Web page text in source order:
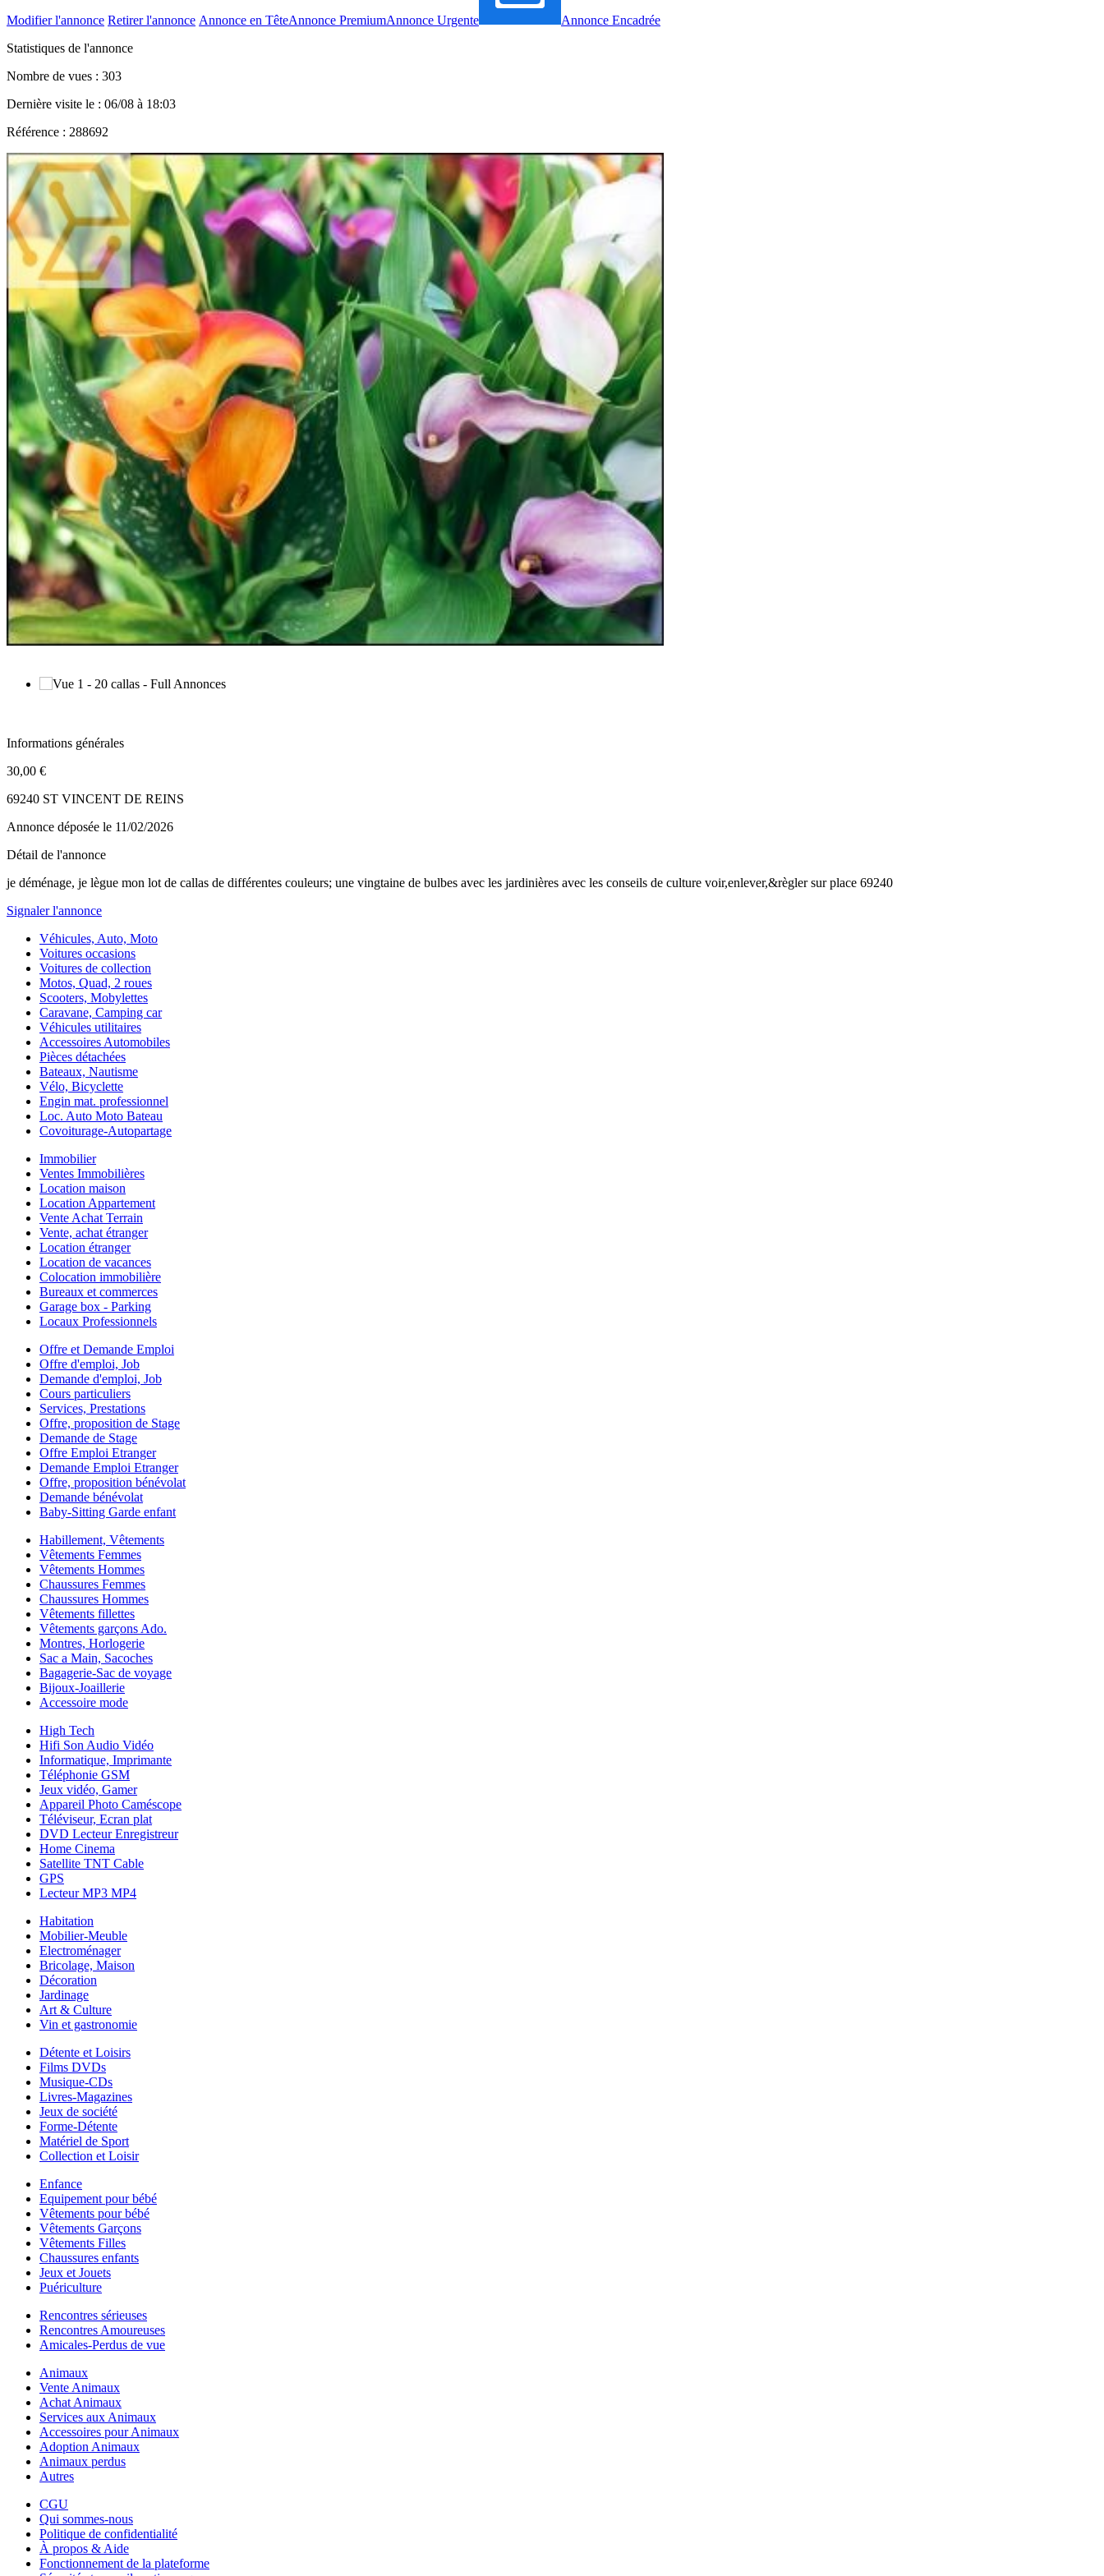
Modifier l'annonce Retirer l'annonce Annonce en TêteAnnonce PremiumAnnonce Urgente
Annonce Encadrée
Statistiques de l'annonce
Nombre de vues : 303
Dernière visite le : 06/08 à 18:03
Référence : 288692
Informations générales
30,00 €
69240 ST VINCENT DE REINS
Annonce déposée le 11/02/2026
Détail de l'annonce
je déménage, je lègue mon lot de callas de différentes couleurs; une vingtaine de bulbes avec les jardinières avec les conseils de culture voir,enlever,&règler sur place 69240
Signaler l'annonce
Véhicules, Auto, Moto
Voitures occasions
Voitures de collection
Motos, Quad, 2 roues
Scooters, Mobylettes
Caravane, Camping car
Véhicules utilitaires
Accessoires Automobiles
Pièces détachées
Bateaux, Nautisme
Vélo, Bicyclette
Engin mat. professionnel
Loc. Auto Moto Bateau
Covoiturage-Autopartage
Immobilier
Ventes Immobilières
Location maison
Location Appartement
Vente Achat Terrain
Vente, achat étranger
Location étranger
Location de vacances
Colocation immobilière
Bureaux et commerces
Garage box - Parking
Locaux Professionnels
Offre et Demande Emploi
Offre d'emploi, Job
Demande d'emploi, Job
Cours particuliers
Services, Prestations
Offre, proposition de Stage
Demande de Stage
Offre Emploi Etranger
Demande Emploi Etranger
Offre, proposition bénévolat
Demande bénévolat
Baby-Sitting Garde enfant
Habillement, Vêtements
Vêtements Femmes
Vêtements Hommes
Chaussures Femmes
Chaussures Hommes
Vêtements fillettes
Vêtements garçons Ado.
Montres, Horlogerie
Sac a Main, Sacoches
Bagagerie-Sac de voyage
Bijoux-Joaillerie
Accessoire mode
High Tech
Hifi Son Audio Vidéo
Informatique, Imprimante
Téléphonie GSM
Jeux vidéo, Gamer
Appareil Photo Caméscope
Téléviseur, Ecran plat
DVD Lecteur Enregistreur
Home Cinema
Satellite TNT Cable
GPS
Lecteur MP3 MP4
Habitation
Mobilier-Meuble
Electroménager
Bricolage, Maison
Décoration
Jardinage
Art & Culture
Vin et gastronomie
Détente et Loisirs
Films DVDs
Musique-CDs
Livres-Magazines
Jeux de société
Forme-Détente
Matériel de Sport
Collection et Loisir
Enfance
Equipement pour bébé
Vêtements pour bébé
Vêtements Garçons
Vêtements Filles
Chaussures enfants
Jeux et Jouets
Puériculture
Rencontres sérieuses
Rencontres Amoureuses
Amicales-Perdus de vue
Animaux
Vente Animaux
Achat Animaux
Services aux Animaux
Accessoires pour Animaux
Adoption Animaux
Animaux perdus
Autres
CGU
Qui sommes-nous
Politique de confidentialité
À propos & Aide
Fonctionnement de la plateforme